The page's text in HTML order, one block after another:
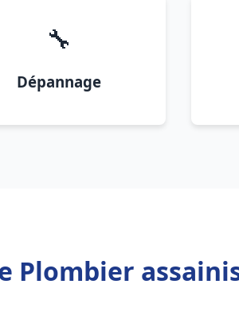
🔧
Dépannage
Plombier